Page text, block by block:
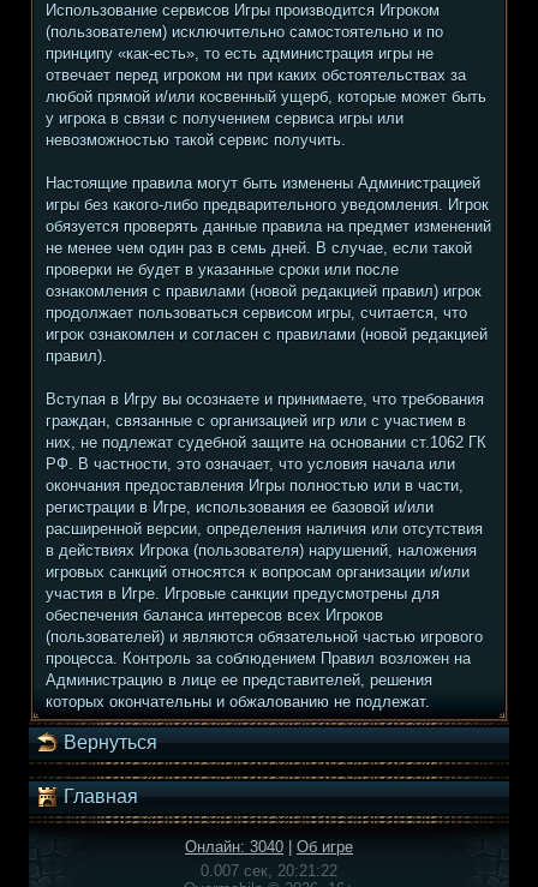
Использование сервисов Игры производится Игроком
(пользователем) исключительно самостоятельно и по
принципу «как-есть», то есть администрация игры не
отвечает перед игроком ни при каких обстоятельствах за
любой прямой и/или косвенный ущерб, которые может быть
у игрока в связи с получением сервиса игры или
невозможностью такой сервис получить.
Настоящие правила могут быть изменены Администрацией
игры без какого-либо предварительного уведомления. Игрок
обязуется проверять данные правила на предмет изменений
не менее чем один раз в семь дней. В случае, если такой
проверки не будет в указанные сроки или после
ознакомления с правилами (новой редакцией правил) игрок
продолжает пользоваться сервисом игры, считается, что
игрок ознакомлен и согласен с правилами (новой редакцией
правил).
Вступая в Игру вы осознаете и принимаете, что требования
граждан, связанные с организацией игр или с участием в
них, не подлежат судебной защите на основании ст.1062 ГК
РФ. В частности, это означает, что условия начала или
окончания предоставления Игры полностью или в части,
регистрации в Игре, использования ее базовой и/или
расширенной версии, определения наличия или отсутствия
в действиях Игрока (пользователя) нарушений, наложения
игровых санкций относятся к вопросам организации и/или
участия в Игре. Игровые санкции предусмотрены для
обеспечения баланса интересов всех Игроков
(пользователей) и являются обязательной частью игрового
процесса. Контроль за соблюдением Правил возложен на
Администрацию в лице ее представителей, решения
которых окончательны и обжалованию не подлежат.
Вернуться
Главная
Онлайн: 3040
Об игре
0.007 сек, 20:21:22